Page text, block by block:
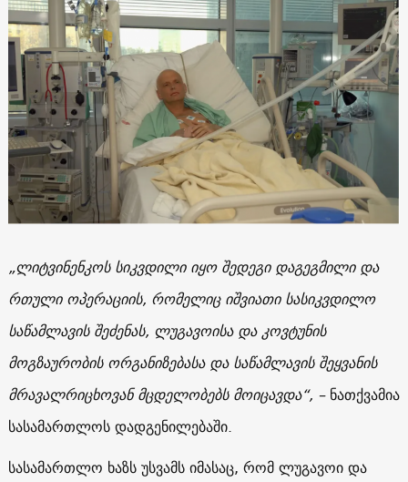
„ლიტვინენკოს სიკვდილი იყო შედეგი დაგეგმილი და
რთული ოპერაციის, რომელიც იშვიათი სასიკვდილო
საწამლავის შეძენას, ლუგავოისა და კოვტუნის
მოგზაურობის ორგანიზებასა და საწამლავის შეყვანის
მრავალრიცხოვან მცდელობებს მოიცავდა“, –ნათქვამია
სასამართლოს დადგენილებაში.
სასამართლო ხაზს უსვამს იმასაც, რომ ლუგავოი და